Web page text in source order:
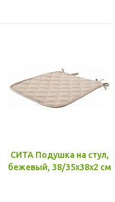
СИТА Подушка на стул,
бежевый, 38/35x38x2 см